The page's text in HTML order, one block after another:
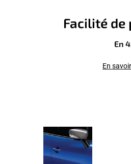
Facilité de
En
En